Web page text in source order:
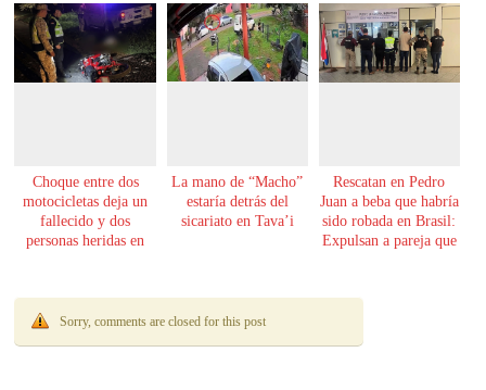
Choque entre dos
motocicletas deja un
fallecido y dos
personas heridas en
La mano de “Macho”
estaría detrás del
sicariato en Tava’i
Rescatan en Pedro
Juan a beba que habría
sido robada en Brasil:
Expulsan a pareja que
Sorry, comments are closed for this post